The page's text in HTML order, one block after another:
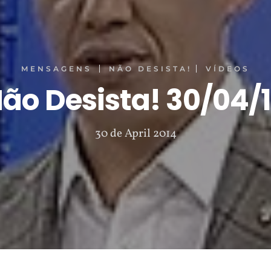
MENSAGENS NÃO DESISTA! VÍDEOS
Desista! 30/04/
30 de April 2014